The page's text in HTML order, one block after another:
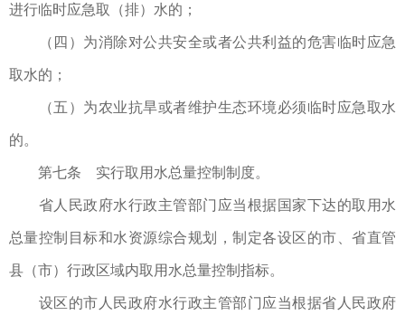
进行临时应急取（排）水的；
（四）为消除对公共安全或者公共利益的危害临时应急
取水的；
（五）为农业抗旱或者维护生态环境必须临时应急取水
的。
第七条 实行取用水总量控制制度。
省人民政府水行政主管部门应当根据国家下达的取用水
总量控制目标和水资源综合规划，制定各设区的市、省直管
县（市）行政区域内取用水总量控制指标。
设区的市人民政府水行政主管部门应当根据省人民政府